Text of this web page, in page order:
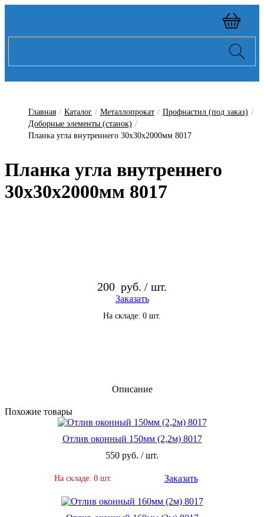
Главная / Каталог / Металлопрокат / Профнастил (под заказ) /
Доборные элементы (станок) /
Планка угла внутреннего 30х30х2000мм 8017
Планка угла внутреннего
30х30х2000мм 8017
200 руб. / шт.
Заказать
На складе: 0 шт.
Описание
По­хо­жие то­ва­ры
Отлив оконный 150мм (2,2м) 8017
550 руб. / шт.
На складе: 0 шт. Заказать